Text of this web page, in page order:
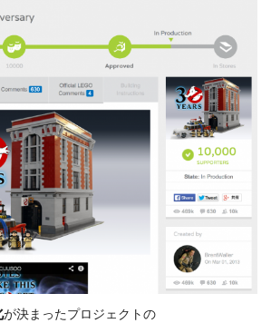
が決まったプロジェクトの